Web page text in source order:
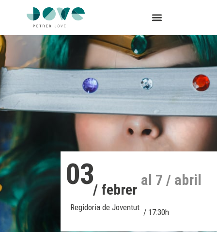
03/ febrer
al 7 / abril
Regidoria de Joventut / 17:30h